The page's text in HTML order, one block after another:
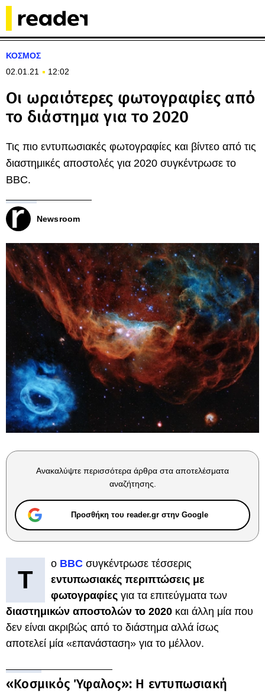
ΚΟΣΜΟΣ
02.01.21
12:02
Οι ωραιότερες φωτογραφίες από
το διάστημα για το 2020
Τις πιο εντυπωσιακές φωτογραφίες και βίντεο από τις
διαστημικές αποστολές για 2020 συγκέντρωσε το
BBC.
Newsroom
Ανακαλύψτε περισσότερα άρθρα στα αποτελέσματα
αναζήτησης.
Προσθήκη του reader.gr στην Google
Τ
ο BBC συγκέντρωσε τέσσερις
εντυπωσιακές περιπτώσεις με
φωτογραφίες για τα επιτεύγματα των
διαστημικών αποστολών το 2020 και άλλη μία που
δεν είναι ακριβώς από το διάστημα αλλά ίσως
αποτελεί μία «επανάσταση» για το μέλλον.
«Κοσμικός Ύφαλος»: Η εντυπωσιακή